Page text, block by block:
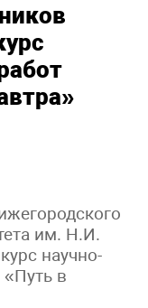
им. Н.И.
научно-
«Путь в